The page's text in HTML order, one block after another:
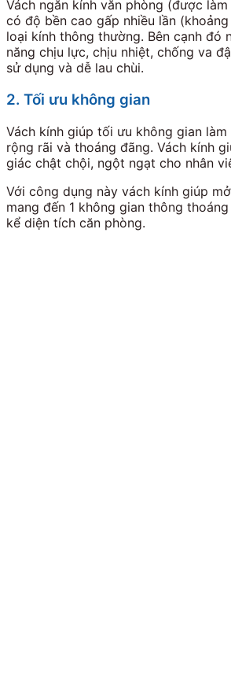
Vách ngăn kính văn phòng (được
có độ bền cao gấp nhiều lần
loại kính thông thường. Bên cạnh đó
năng chịu lực, chịu nhiệt, chống va
sử dụng và dễ lau chùi.
2. Tối ưu không gian
Vách kính giúp tối ưu không gian
rộng rãi và thoáng đãng. Vách kính
giác chật chội, ngột ngạt cho nhân
Với công dụng này vách kính giúp
mang đến 1 không gian thông
kể diện tích căn phòng.